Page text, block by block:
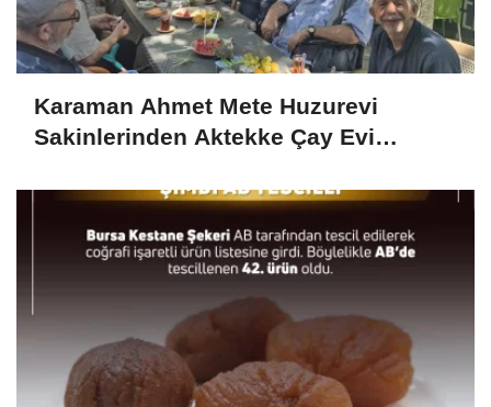
Karaman Ahmet Mete Huzurevi
Sakinlerinden Aktekke Çay Evi